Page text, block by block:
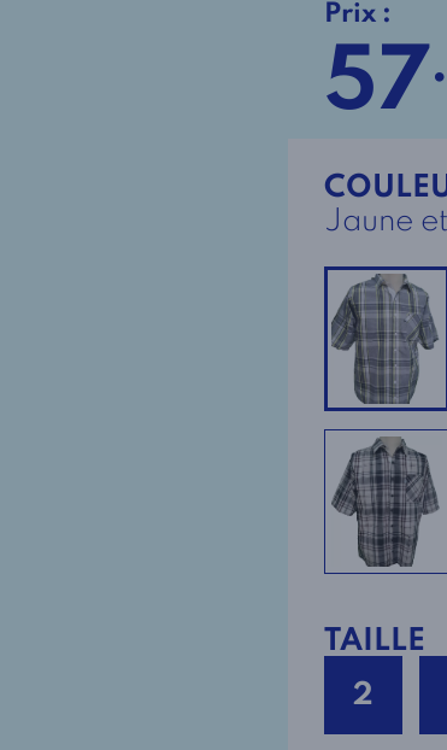
Prix :
57
Jaune
TAILLE
2